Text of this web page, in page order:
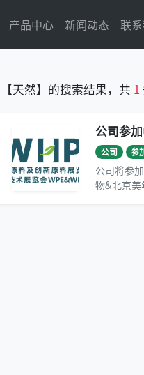
产品中心 新闻动态 联
【天然】的搜索结果，共 1
公司参
公司 参
公司将参
物&北京美